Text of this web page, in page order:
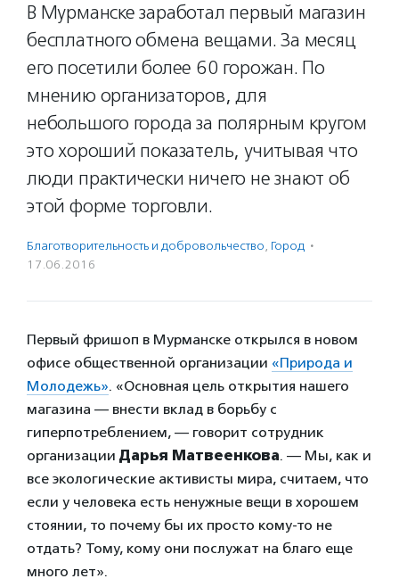
В Мурманске заработал первый магазин
бесплатного обмена вещами. За месяц
его посетили более 60 горожан. По
мнению организаторов, для
небольшого города за полярным кругом
это хороший показатель, учитывая что
люди практически ничего не знают об
этой форме торговли.
Благотвори­тель­ность и доброволь­чест­во, Город ·
17.06.2016
Первый фришоп в Мурманске открылся в новом
офисе общественной организации «Природа и
Молодежь». «Основная цель открытия нашего
магазина — внести вклад в борьбу с
гиперпотреблением, — говорит сотрудник
организации Дарья Матвеенкова. — Мы, как и
все экологические активисты мира, считаем, что
если у человека есть ненужные вещи в хорошем
стоянии, то почему бы их просто кому-то не
отдать? Тому, кому они послужат на благо еще
много лет».